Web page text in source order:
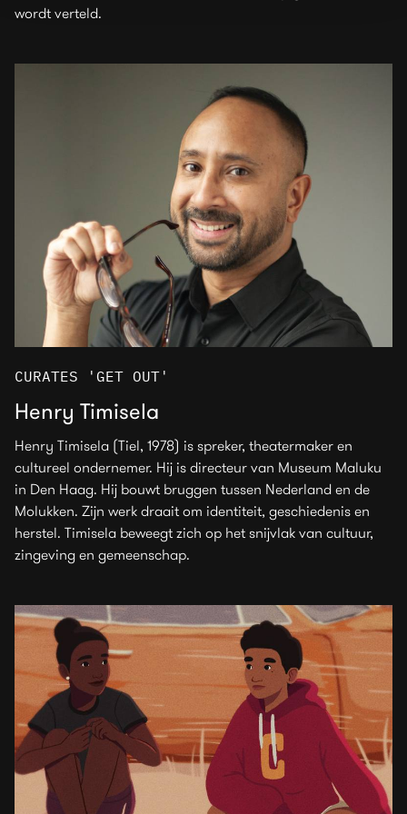
wordt verteld.
Henry Timisela
CURATES 'GET OUT'
Henry Timisela (Tiel, 1978) is spreker, theatermaker en
cultureel ondernemer. Hij is directeur van Museum Maluku
in Den Haag. Hij bouwt bruggen tussen Nederland en de
Molukken. Zijn werk draait om identiteit, geschiedenis en
herstel. Timisela beweegt zich op het snijvlak van cultuur,
zingeving en gemeenschap.